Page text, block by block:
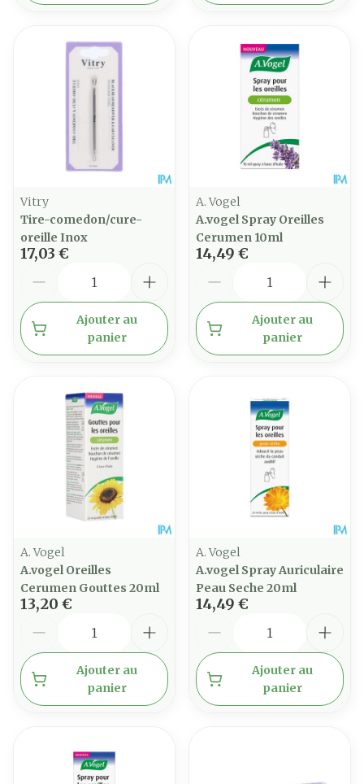
Vitry
Tire-comedon/cure-
oreille Inox
17,03 €
Ajouter au
panier
A. Vogel
A.vogel Spray Oreilles
Cerumen 10ml
14,49 €
Ajouter au
panier
A. Vogel
A.vogel Oreilles
Cerumen Gouttes 20ml
13,20 €
Ajouter au
panier
A. Vogel
A.vogel Spray Auriculaire
Peau Seche 20ml
14,49 €
Ajouter au
panier